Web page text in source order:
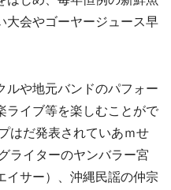
大会やゴーヤージュース早
ルや地元バンドのパフォー
ライブ等を楽しむことがで
はだ発表されていあｍせ
ライターのヤンバラー宮
イサー）、沖縄民謡の仲宗